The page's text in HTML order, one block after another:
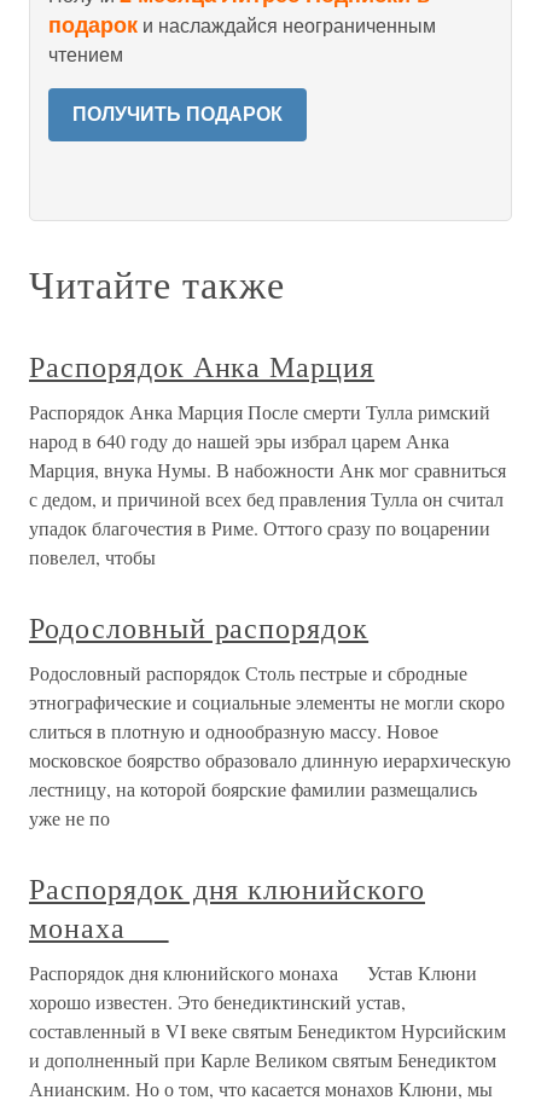
подарок и наслаждайся неограниченным
чтением
ПОЛУЧИТЬ ПОДАРОК
Читайте также
Распорядок Анка Марция
Распорядок Анка Марция После смерти Тулла римский
народ в 640 году до нашей эры избрал царем Анка
Марция, внука Нумы. В набожности Анк мог сравниться
с дедом, и причиной всех бед правления Тулла он считал
упадок благочестия в Риме. Оттого сразу по воцарении
повелел, чтобы
Родословный распорядок
Родословный распорядок Столь пестрые и сбродные
этнографические и социальные элементы не могли скоро
слиться в плотную и однообразную массу. Новое
московское боярство образовало длинную иерархическую
лестницу, на которой боярские фамилии размещались
уже не по
Распорядок дня клюнийского
монаха
Распорядок дня клюнийского монаха Устав Клюни
хорошо известен. Это бенедиктинский устав,
составленный в VI веке святым Бенедиктом Нурсийским
и дополненный при Карле Великом святым Бенедиктом
Анианским. Но о том, что касается монахов Клюни, мы